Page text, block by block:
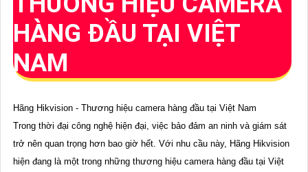
HÀNG ĐẦU TẠI VIỆT
NAM
Hãng Hikvision - Thương hiệu camera hàng đầu tại Việt Nam
Trong thời đại công nghệ hiện đại, việc bảo đảm an ninh và giám sát
trở nên quan trọng hơn bao giờ hết. Với nhu cầu này, Hãng Hikvision
hiện đang là một trong những thương hiệu camera hàng đầu tại Việt